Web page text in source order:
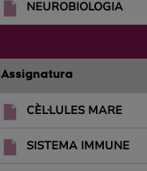
NEUROBIOLOGIA
Assignatura
CÈL·LULES MARE
SISTEMA IMMUNE